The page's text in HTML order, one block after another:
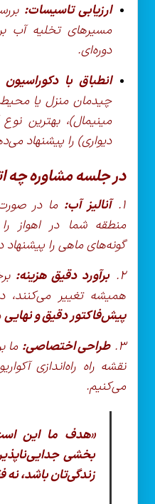
ارزیابی تاسیسات:
مسیرهای تخلیه آب
دوره‌ای.
انطباق با
چیدمان منزل یا
مینیمال)، بهترین
دیواری) را پیشنهاد
در جلسه مشاوره چه
۱. آنالیز آب: ما در
منطقه شما در اهواز
گونه‌های ماهی را
۲.
برآورد دقیق هزینه:
همیشه تغییر می‌کنند،
پیش‌فاکتور دقیق و نهایی
۳. طراحی اختصاصی: ما
نقشه راه راه‌اندازی
می‌کنیم.
«هدف ما این
بخشی
زندگی‌تان باشد،